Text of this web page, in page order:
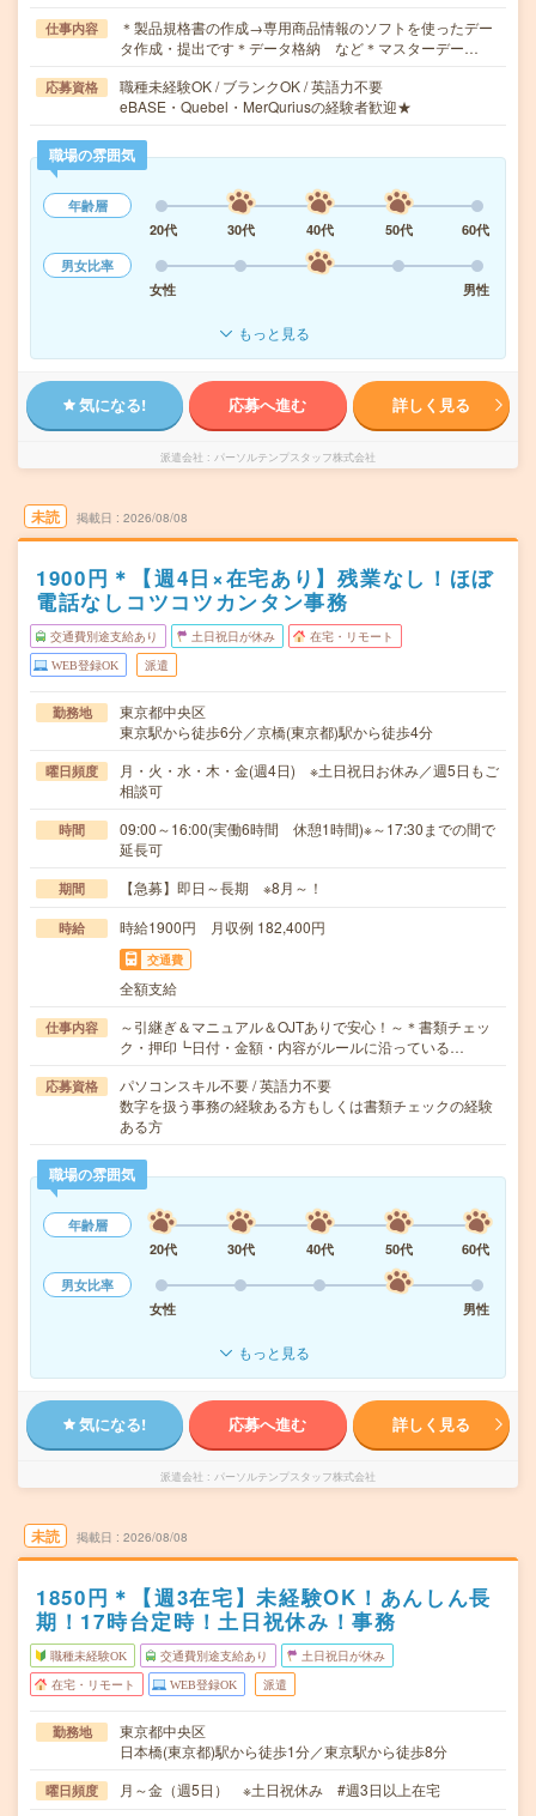
仕事内容
＊製品規格書の作成→専用商品情報のソフトを使ったデー
タ作成・提出です＊データ格納 など＊マスターデー…
応募資格
職種未経験OK / ブランクOK / 英語力不要
eBASE・Quebel・MerQuriusの経験者歓迎★
職場の雰囲気
年齢層
20代
30代 40代 50代
60代
男女比率
女性
男性
もっと見る
気になる! 応募へ進む 詳しく見る
派遣会社 パーソルテンプスタッフ株式会社
未読 掲載日 2026/08/08
1900円＊【週4日×在宅あり】残業なし！ほぼ
電話なしコツコツカンタン事務
交通費別途支給あり 土日祝日が休み 在宅・リモート
WEB登録OK 派遣
勤務地
東京都中央区
東京駅から徒歩6分／京橋(東京都)駅から徒歩4分
曜日頻度
月・火・水・木・金(週4日) ※土日祝日お休み／週5日もご
相談可
時間
09:00～16:00(実働6時間 休憩1時間)※～17:30までの間で
延長可
期間 【急募】即日～長期 ※8月～！
時給 時給1900円 月収例 182,400円
交通費
全額支給
仕事内容
～引継ぎ＆マニュアル＆OJTありで安心！～＊書類チェッ
ク・押印┗日付・金額・内容がルールに沿っている…
応募資格
パソコンスキル不要 / 英語力不要
数字を扱う事務の経験ある方もしくは書類チェックの経験
ある方
職場の雰囲気
年齢層
20代
30代 40代 50代
60代
男女比率
女性
男性
もっと見る
気になる! 応募へ進む 詳しく見る
派遣会社 パーソルテンプスタッフ株式会社
未読 掲載日 2026/08/08
1850円＊【週3在宅】未経験OK！あんしん長
期！17時台定時！土日祝休み！事務
職種未経験OK 交通費別途支給あり 土日祝日が休み
在宅・リモート WEB登録OK 派遣
勤務地
東京都中央区
日本橋(東京都)駅から徒歩1分／東京駅から徒歩8分
曜日頻度 月～金（週5日） ※土日祝休み #週3日以上在宅